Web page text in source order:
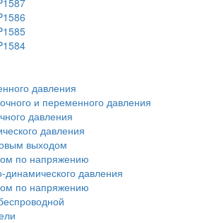
давления
и переменного давления
давления
давления
выходом
по напряжению
динамического давления
по напряжению